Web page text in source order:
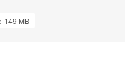
149 MB